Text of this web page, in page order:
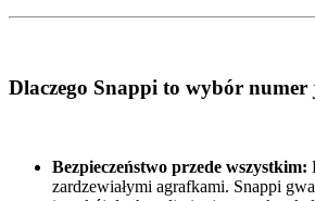
Dlaczego Snappi to wybór numer
Bezpieczeństwo przede wszystkim:
zardzewiałymi agrafkami. Snappi